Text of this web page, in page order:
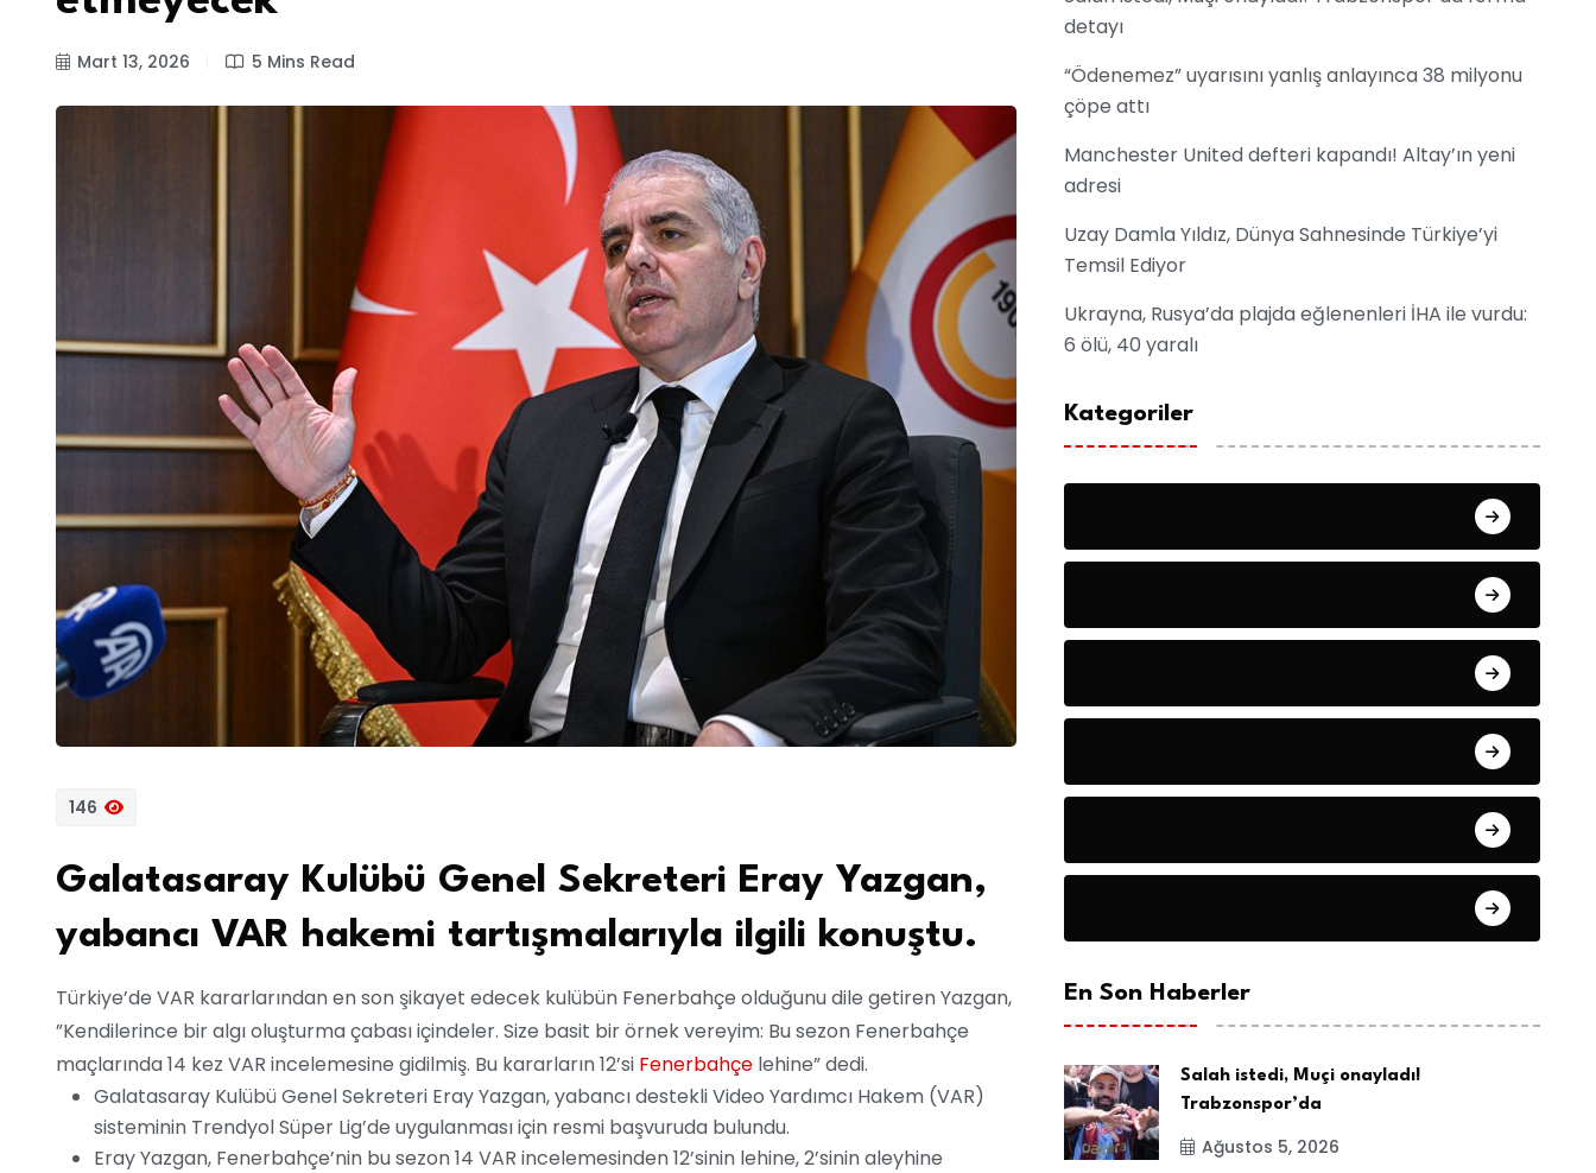
Mart 13, 2026 5 Mins Read
146
Galatasaray Kulübü Genel Sekreteri Eray Yazgan,
yabancı VAR hakemi tartışmalarıyla ilgili konuştu.
Türkiye’de VAR kararlarından en son şikayet edecek kulübün Fenerbahçe olduğunu dile getiren Yazgan,
”Kendilerince bir algı oluşturma çabası içindeler. Size basit bir örnek vereyim: Bu sezon Fenerbahçe
maçlarında 14 kez VAR incelemesine gidilmiş. Bu kararların 12’si Fenerbahçe lehine” dedi.
Galatasaray Kulübü Genel Sekreteri Eray Yazgan, yabancı destekli Video Yardımcı Hakem (VAR)
sisteminin Trendyol Süper Lig’de uygulanması için resmi başvuruda bulundu.
Eray Yazgan, Fenerbahçe’nin bu sezon 14 VAR incelemesinden 12’sinin lehine, 2’sinin aleyhine
detayı
“Ödenemez” uyarısını yanlış anlayınca 38 milyonu
çöpe attı
Manchester United defteri kapandı! Altay’ın yeni
adresi
Uzay Damla Yıldız, Dünya Sahnesinde Türkiye’yi
Temsil Ediyor
Ukrayna, Rusya’da plajda eğlenenleri İHA ile vurdu:
6 ölü, 40 yaralı
Kategoriler
En Son Haberler
Salah istedi, Muçi onayladı!
Trabzonspor’da
Ağustos 5, 2026